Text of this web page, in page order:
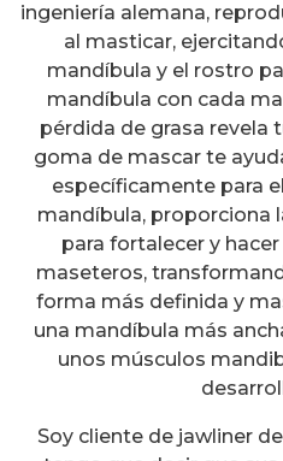
ingeniería alemana,
al masticar,
mandíbula y el rostro
mandíbula con cada
pérdida de grasa revela
goma de mascar te
específicamente para
mandíbula, proporciona
para fortalecer y
maseteros,
forma más definida y
una mandíbula más
unos músculos
Soy cliente de jawliner